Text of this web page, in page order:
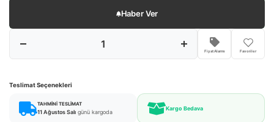
Haber Ver
Fiyat Alarmı Favoriler
Teslimat Seçenekleri
TAHMINI TESLIMAT
11 Ağustos Salı günü kargoda
Kargo Bedava